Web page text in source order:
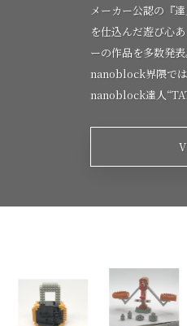
メーカー公認の『
を仕込んだ遊び心
ーの作品を多数発表
nanoblock界隈では
nanoblock達人